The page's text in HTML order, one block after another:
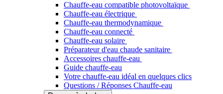
Chauffe-eau compatible photovoltaïque
Chauffe-eau électrique
Chauffe-eau thermodynamique
Chauffe-eau connecté
Chauffe-eau solaire
Préparateur d'eau chaude sanitaire
Accessoires chauffe-eau
Guide chauffe-eau
Votre chauffe-eau idéal en quelques clics
Questions / Réponses Chauffe-eau